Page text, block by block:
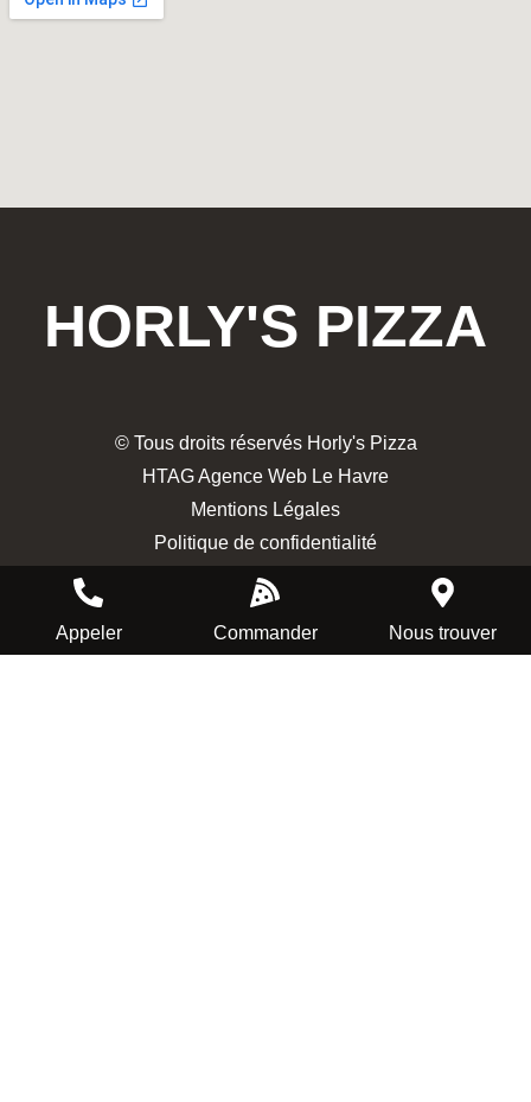
HORLY'S PIZZA
© Tous droits réservés Horly's Pizza
HTAG Agence Web Le Havre
Mentions Légales
Politique de confidentialité
Appeler Commander Nous trouver